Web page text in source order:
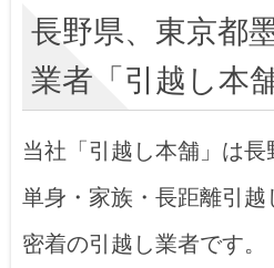
長野県、東京都
業者「引越し本
当社「引越し本舗」は
単身・家族・長距離引
密着の引越し業者です。